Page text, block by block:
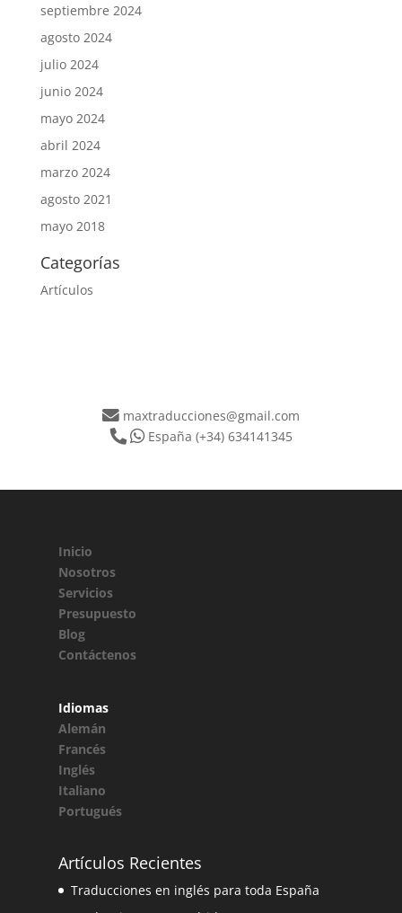
septiembre 2024
agosto 2024
julio 2024
junio 2024
mayo 2024
abril 2024
marzo 2024
agosto 2021
mayo 2018
Categorías
Artículos
maxtraducciones@gmail.com
España (+34) 634141345
Inicio
Nosotros
Servicios
Presupuesto
Blog
Contáctenos
Idiomas
Alemán
Francés
Inglés
Italiano
Portugués
Artículos Recientes
Traducciones en inglés para toda España